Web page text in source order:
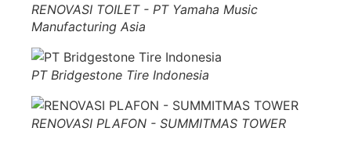
RENOVASI TOILET - PT Yamaha Music
Manufacturing Asia
PT Bridgestone Tire Indonesia
RENOVASI PLAFON - SUMMITMAS TOWER